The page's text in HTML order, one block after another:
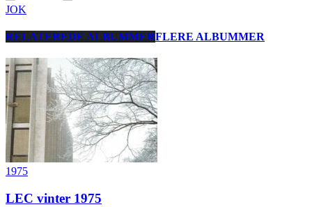
JOK
RELATEREDE ALBUMMERFLERE ALBUMMER
1975
LEC vinter 1975